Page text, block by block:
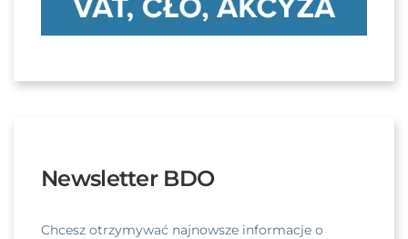
Newsletter BDO
Chcesz otrzymywać najnowsze informacje o